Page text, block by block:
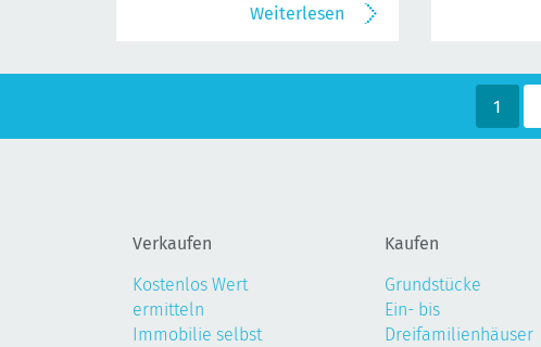
Weiterlesen
1
Verkaufen
Kostenlos Wert
ermitteln
Immobilie selbst
Kaufen
Grundstücke
Ein- bis
Dreifamilienhäuser